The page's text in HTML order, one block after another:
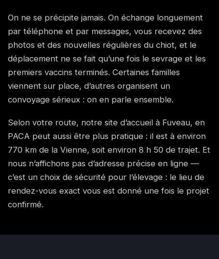
On ne se précipite jamais. On échange longuement
par téléphone et par messages, vous recevez des
photos et des nouvelles régulières du chiot, et le
déplacement ne se fait qu’une fois le sevrage et les
premiers vaccins terminés. Certaines familles
viennent sur place, d’autres organisent un
convoyage sérieux : on en parle ensemble.
Selon votre route, notre site d’accueil à Fuveau, en
PACA peut aussi être plus pratique : il est à environ
770 km de la Vienne, soit environ 8 h 50 de trajet. Et
nous n’affichons pas d’adresse précise en ligne —
c’est un choix de sécurité pour l’élevage : le lieu de
rendez-vous exact vous est donné une fois le projet
confirmé.